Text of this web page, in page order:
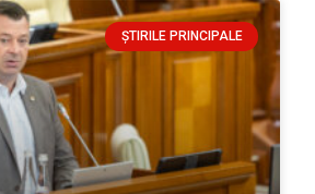
ȘTIRILE PRINCIPALE